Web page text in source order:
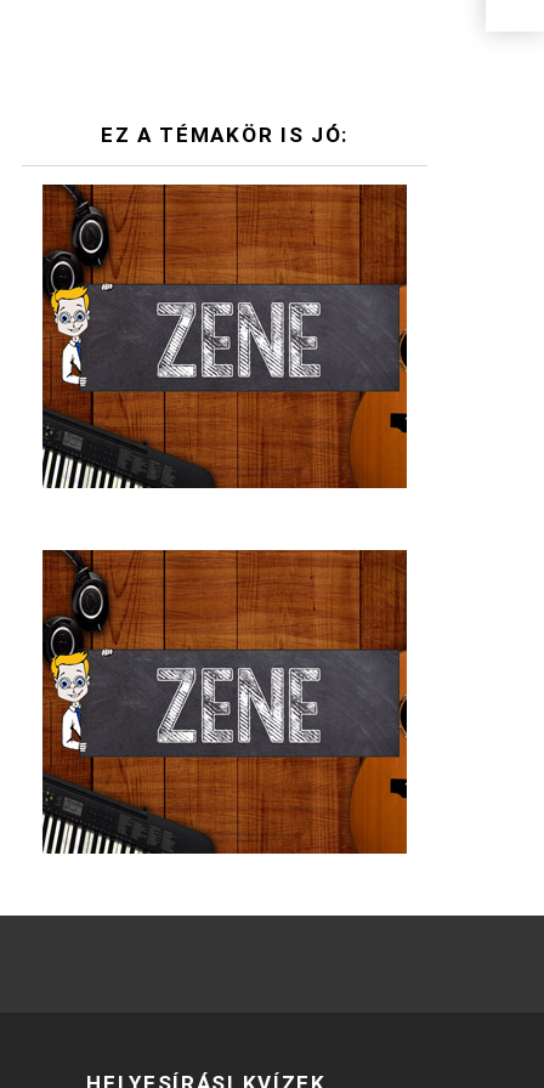
EZ A TÉMAKÖR IS JÓ:
HELYESÍRÁSI KVÍZEK